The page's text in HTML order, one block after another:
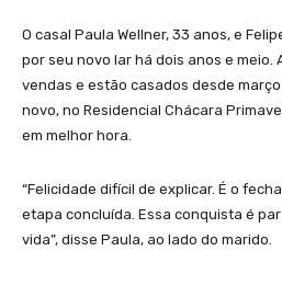
O casal Paula Wellner, 33 anos, e
por seu novo lar há dois anos e meio.
vendas e estão casados desde
novo, no Residencial Chácara
em melhor hora.
“Felicidade difícil de explicar. É o
etapa concluída. Essa conquista é
vida”, disse Paula, ao lado do marido.